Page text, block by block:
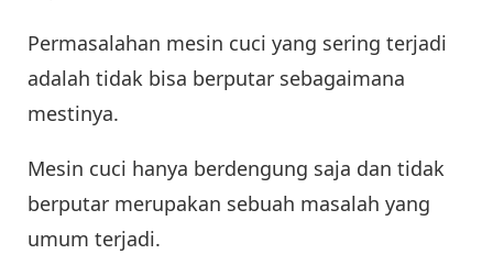
Permasalahan mesin cuci yang sering terjadi
adalah tidak bisa berputar sebagaimana
mestinya.
Mesin cuci hanya berdengung saja dan tidak
berputar merupakan sebuah masalah yang
umum terjadi.